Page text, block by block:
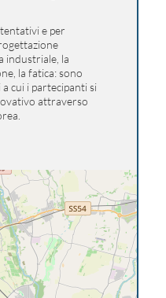
e per
industriale, la
la fatica: sono
cui i partecipanti si
attraverso